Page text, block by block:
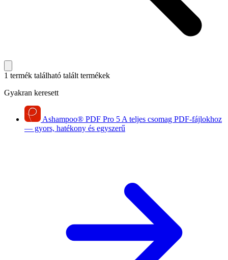
1 termék található talált termékek
Gyakran keresett
Ashampoo® PDF Pro 5 A teljes csomag PDF-fájlokhoz
— gyors, hatékony és egyszerű